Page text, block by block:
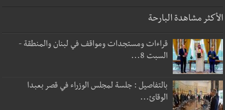
الأكثر مشاهدة البارحة
قراءات ومستجدات ومواقف في لبنان والمنطقة -
السبت 8...
بالتفاصيل : جلسة لمجلس الوزراء في قصر بعبدا
الوقائ...